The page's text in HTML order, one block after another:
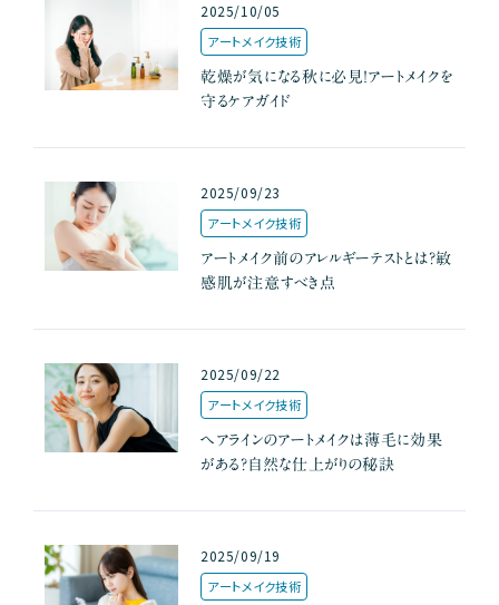
2025/10/05
アートメイク技術
乾燥が気になる秋に必見！アートメイクを
守るケアガイド
2025/09/23
アートメイク技術
アートメイク前のアレルギーテストとは？敏
感肌が注意すべき点
2025/09/22
アートメイク技術
ヘアラインのアートメイクは薄毛に効果
がある？自然な仕上がりの秘訣
2025/09/19
アートメイク技術